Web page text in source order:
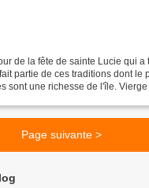
de la fête de sainte Lucie qui a
partie de ces traditions dont le
sont une richesse de l'île.
Page suivante >